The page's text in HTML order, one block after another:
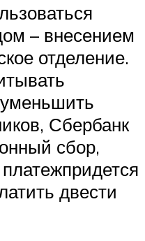
– внесением
отделение.
Сбербанк
сбор,
двести